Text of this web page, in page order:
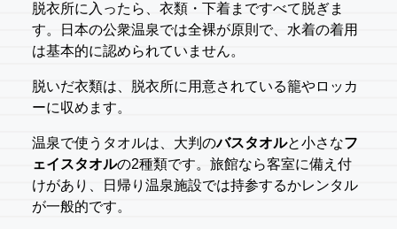
脱衣所に入ったら、衣類・下着まですべて脱ぎま
す。日本の公衆温泉では全裸が原則で、水着の着用
は基本的に認められていません。
脱いだ衣類は、脱衣所に用意されている籠やロッカ
ーに収めます。
温泉で使うタオルは、大判のバスタオルと小さなフ
ェイスタオルの2種類です。旅館なら客室に備え付
けがあり、日帰り温泉施設では持参するかレンタル
が一般的です。